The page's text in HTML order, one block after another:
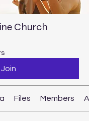
Church
Join
Files Members